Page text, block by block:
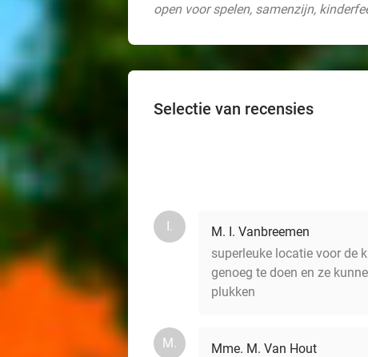
open voor spelen, samenzijn,
Selectie van recensies
I.
M. I. Vanbreemen
superleuke locatie voor de
genoeg te doen en ze
plukken
M.
Mme. M. Van Hout